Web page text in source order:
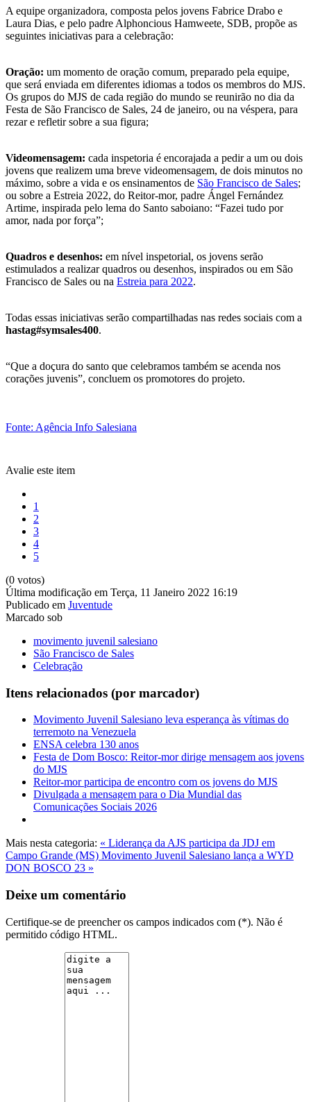
A equipe organizadora, composta pelos jovens Fabrice Drabo e
Laura Dias, e pelo padre Alphoncious Hamweete, SDB, propõe as
seguintes iniciativas para a celebração:
Oração: um momento de oração comum, preparado pela equipe,
que será enviada em diferentes idiomas a todos os membros do MJS.
Os grupos do MJS de cada região do mundo se reunirão no dia da
Festa de São Francisco de Sales, 24 de janeiro, ou na véspera, para
rezar e refletir sobre a sua figura;
Videomensagem: cada inspetoria é encorajada a pedir a um ou dois
jovens que realizem uma breve videomensagem, de dois minutos no
máximo, sobre a vida e os ensinamentos de São Francisco de Sales;
ou sobre a Estreia 2022, do Reitor-mor, padre Ángel Fernández
Artime, inspirada pelo lema do Santo saboiano: “Fazei tudo por
amor, nada por força”;
Quadros e desenhos: em nível inspetorial, os jovens serão
estimulados a realizar quadros ou desenhos, inspirados ou em São
Francisco de Sales ou na Estreia para 2022.
Todas essas iniciativas serão compartilhadas nas redes sociais com a
hastag#symsales400.
“Que a doçura do santo que celebramos também se acenda nos
corações juvenis”, concluem os promotores do projeto.
Fonte: Agência Info Salesiana
Avalie este item
1
2
3
4
5
(0 votos)
Última modificação em Terça, 11 Janeiro 2022 16:19
Publicado em Juventude
Marcado sob
movimento juvenil salesiano
São Francisco de Sales
Celebração
Itens relacionados (por marcador)
Movimento Juvenil Salesiano leva esperança às vítimas do
terremoto na Venezuela
ENSA celebra 130 anos
Festa de Dom Bosco: Reitor-mor dirige mensagem aos jovens
do MJS
Reitor-mor participa de encontro com os jovens do MJS
Divulgada a mensagem para o Dia Mundial das
Comunicações Sociais 2026
Mais nesta categoria: « Liderança da AJS participa da JDJ em
Campo Grande (MS) Movimento Juvenil Salesiano lança a WYD
DON BOSCO 23 »
Deixe um comentário
Certifique-se de preencher os campos indicados com (*). Não é
permitido código HTML.